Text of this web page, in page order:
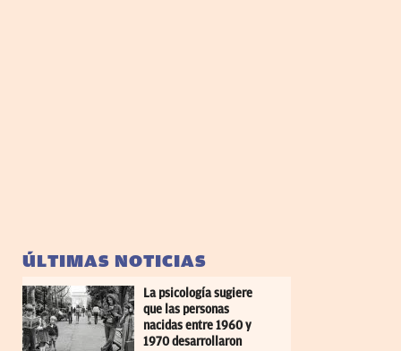
ÚLTIMAS NOTICIAS
La psicología sugiere
que las personas
nacidas entre 1960 y
1970 desarrollaron